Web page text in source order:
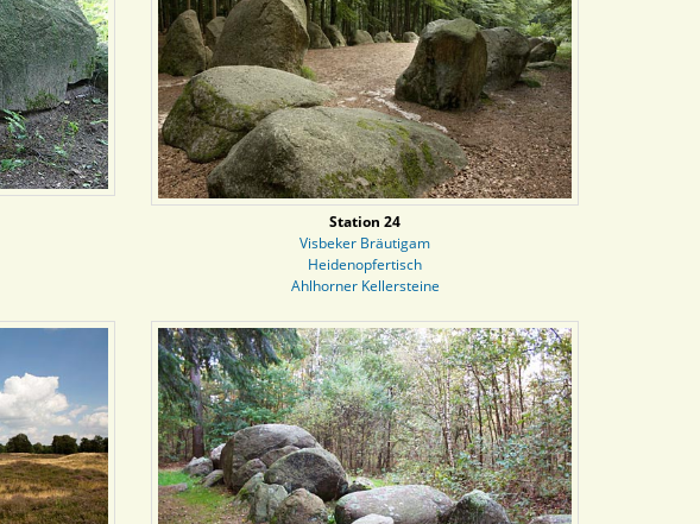
Station 24
Visbeker Bräutigam
Heidenopfertisch
Ahlhorner Kellersteine